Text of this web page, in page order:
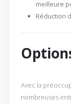
meilleure
Réduction
Avec la
nombreuses